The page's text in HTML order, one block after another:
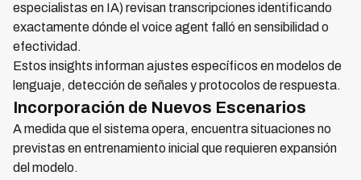
especialistas en IA) revisan transcripciones identificando
exactamente dónde el voice agent falló en sensibilidad o
efectividad.
Estos insights informan ajustes específicos en modelos de
lenguaje, detección de señales y protocolos de respuesta.
Incorporación de Nuevos Escenarios
A medida que el sistema opera, encuentra situaciones no
previstas en entrenamiento inicial que requieren expansión
del modelo.